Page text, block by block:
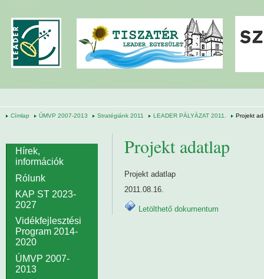
Címlap ÚMVP 2007-2013 Stratégiánk 2011 LEADER PÁLYÁZAT 2011. Projekt
Projekt adatlap
Projekt adatlap
2011.08.16.
Letölthető dokumentum
Hírek,
információk
Rólunk
KAP ST 2023-
2027
Vidékfejlesztési
Program 2014-
2020
ÚMVP 2007-
2013